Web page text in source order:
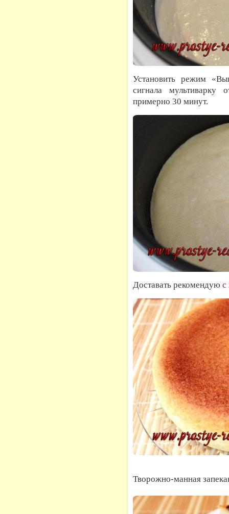
Установить режим
сигнала мультиварку
примерно 30 минут.
Доставать рекомендую с
Творожно-манная